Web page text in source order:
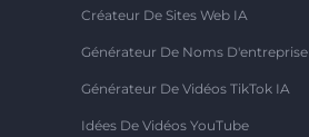
Créateur De Sites Web IA
Générateur De Noms D'entreprise
Générateur De Vidéos TikTok IA
Idées De Vidéos YouTube